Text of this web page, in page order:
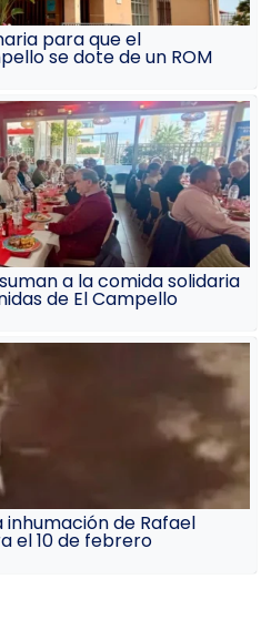
para que el
se dote de un ROM
a la comida solidaria
de El Campello
de Rafael
el 10 de febrero